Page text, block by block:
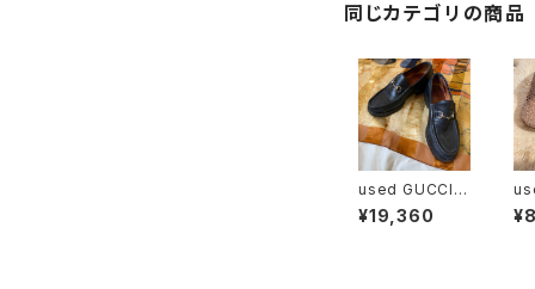
同じカテゴリの商品
used GUCCI
ホースビットロ
ーファー
¥19,360